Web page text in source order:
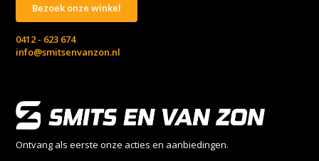
Bezoek onze winkel
0412 - 623 674
info@smitsenvanzon.nl
Ontvang als eerste onze acties en aanbiedingen.